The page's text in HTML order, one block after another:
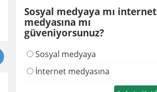
Sosyal medyaya mı internet
medyasına mı
güveniyorsunuz?
Sosyal medyaya
İnternet medyasına